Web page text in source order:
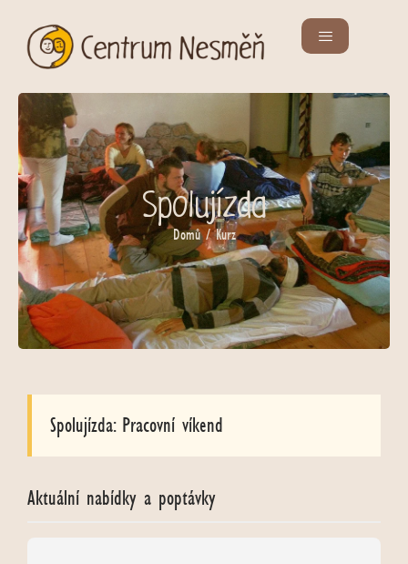
Spolujízda
Domů/ Kurz
Spolujízda: Pracovní víkend
Aktuální nabídky a poptávky